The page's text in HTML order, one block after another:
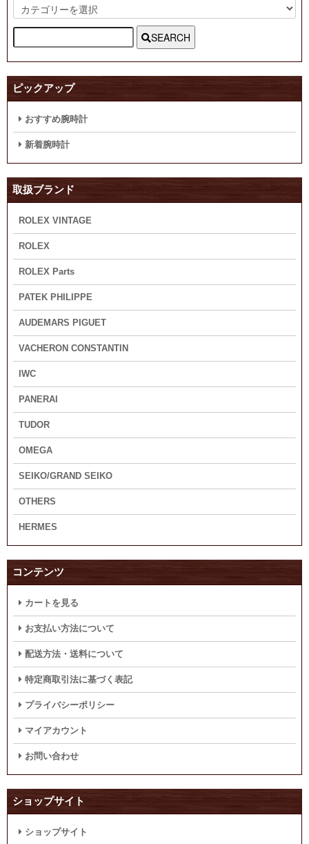
SEARCH
ピックアップ
おすすめ腕時計
新着腕時計
取扱ブランド
ROLEX VINTAGE
ROLEX
ROLEX Parts
PATEK PHILIPPE
AUDEMARS PIGUET
VACHERON CONSTANTIN
IWC
PANERAI
TUDOR
OMEGA
SEIKO/GRAND SEIKO
OTHERS
HERMES
コンテンツ
カートを見る
お支払い方法について
配送方法・送料について
特定商取引法に基づく表記
プライバシーポリシー
マイアカウント
お問い合わせ
ショップサイト
ショップサイト